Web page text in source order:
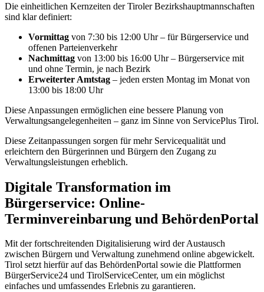
Die einheitlichen Kernzeiten der Tiroler Bezirkshauptmannschaften
sind klar definiert:
Vormittag von 7:30 bis 12:00 Uhr – für Bürgerservice und
offenen Parteienverkehr
Nachmittag von 13:00 bis 16:00 Uhr – Bürgerservice mit
und ohne Termin, je nach Bezirk
Erweiterter Amtstag – jeden ersten Montag im Monat von
13:00 bis 18:00 Uhr
Diese Anpassungen ermöglichen eine bessere Planung von
Verwaltungsangelegenheiten – ganz im Sinne von ServicePlus Tirol.
Diese Zeitanpassungen sorgen für mehr Servicequalität und
erleichtern den Bürgerinnen und Bürgern den Zugang zu
Verwaltungsleistungen erheblich.
Digitale Transformation im
Bürgerservice: Online-
Terminvereinbarung und BehördenPortal
Mit der fortschreitenden Digitalisierung wird der Austausch
zwischen Bürgern und Verwaltung zunehmend online abgewickelt.
Tirol setzt hierfür auf das BehördenPortal sowie die Plattformen
BürgerService24 und TirolServiceCenter, um ein möglichst
einfaches und umfassendes Erlebnis zu garantieren.